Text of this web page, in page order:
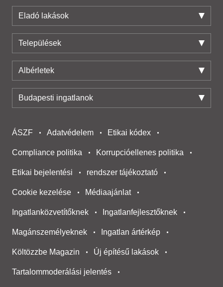
Eladó lakások
Települések
Albérletek
Budapesti ingatlanok
ÁSZF Adatvédelem Etikai kódex
Compliance politika Korrupcióellenes politika
Etikai bejelentési rendszer tájékoztató
Cookie kezelése Médiaajánlat
Ingatlanközvetítőknek Ingatlanfejlesztőknek
Magánszemélyeknek Ingatlan ártérkép
Költözzbe Magazin Új építésű lakások
Tartalommoderálási jelentés